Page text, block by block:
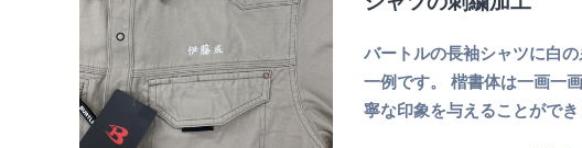
バートルの長袖シャツに白
一例です。 楷書体は一画一
寧な印象を与えることがで